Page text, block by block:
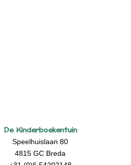
De Kinderboekentuin
Speelhuislaan 80
4815 GC Breda